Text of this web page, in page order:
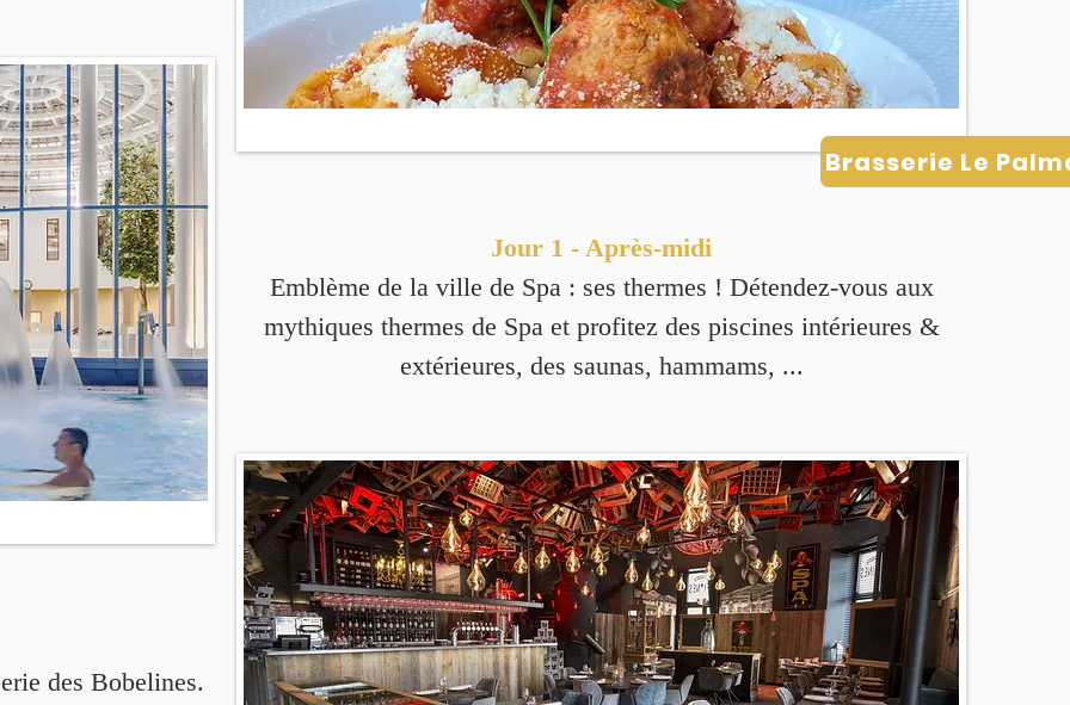
des Bobelines.
Brasserie Le
Jour 1 - Après-midi
Emblème de la ville de Spa : ses thermes ! Détendez-vous aux
mythiques thermes de Spa et profitez des piscines intérieures &
extérieures, des saunas, hammams, ...